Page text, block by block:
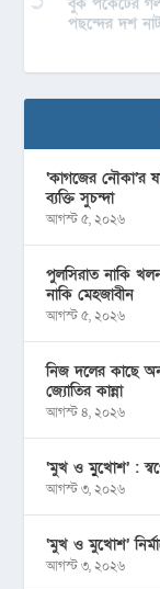
পছন্দের দশ
‘কাগজের নৌকা’র
ব্যক্তি সুচন্দা
আগস্ট ৫, ২০২৬
পুলসিরাত নাকি
নাকি মেহজাবীন
আগস্ট ৫, ২০২৬
নিজ দলের কাছে
জ্যোতির কান্না
আগস্ট ৪, ২০২৬
‘মুখ ও মু্খোশ’ :
আগস্ট ৩, ২০২৬
‘মুখ ও মুখোশ’
আগস্ট ৩, ২০২৬